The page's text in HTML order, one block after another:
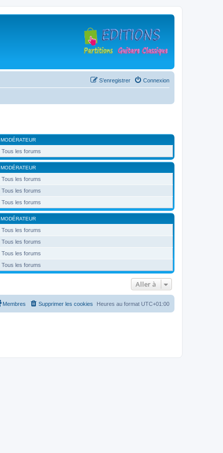
Connexion
S’enregistrer
MODÉRATEUR
Tous les forums
MODÉRATEUR
Tous les forums
Tous les forums
Tous les forums
MODÉRATEUR
Tous les forums
Tous les forums
Tous les forums
Tous les forums
Aller à
Heures au format UTC+01:00
Supprimer les cookies
Membres